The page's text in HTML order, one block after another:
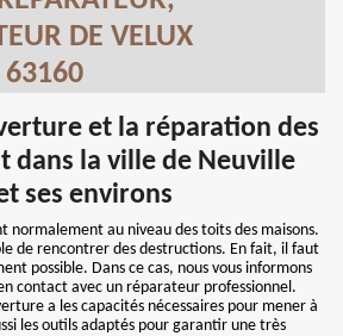
DE VELUX
63160
et la réparation des
dans la ville de Neuville
ses environs
normalement au niveau des toits des maisons.
de rencontrer des destructions. En fait, il faut
possible. Dans ce cas, nous vous informons
contact avec un réparateur professionnel.
a les capacités nécessaires pour mener à
les outils adaptés pour garantir une très